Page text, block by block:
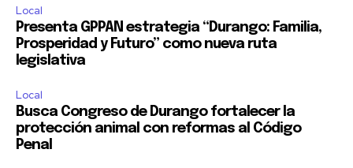
Local
Presenta GPPAN estrategia “Durango: Familia,
Prosperidad y Futuro” como nueva ruta
legislativa
Local
Busca Congreso de Durango fortalecer la
protección animal con reformas al Código
Penal